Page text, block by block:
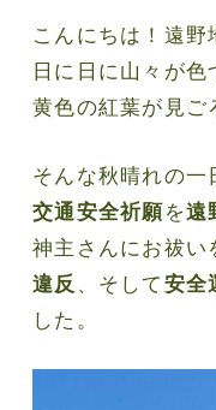
こんにちは！遠野
日に日に山々が
黄色の紅葉が見ご
そんな秋晴れの
交通安全祈願を遠
神主さんにお祓
違反 、そして安全
した。